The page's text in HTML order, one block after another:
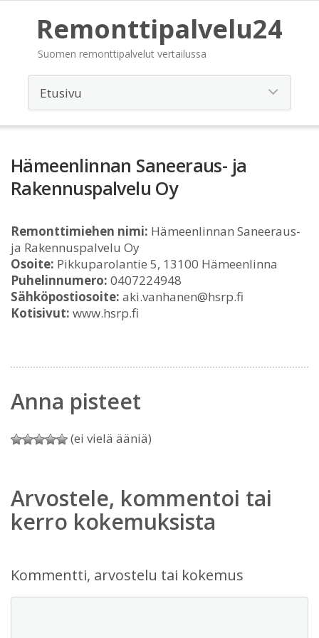
Remonttipalvelu24
Suomen remonttipalvelut vertailussa
Hämeenlinnan Saneeraus- ja
Rakennuspalvelu Oy
Remonttimiehen nimi: Hämeenlinnan Saneeraus-
ja Rakennuspalvelu Oy
Osoite: Pikkuparolantie 5, 13100 Hämeenlinna
Puhelinnumero: 0407224948
Sähköpostiosoite: aki.vanhanen@hsrp.fi
Kotisivut: www.hsrp.fi
Anna pisteet
(ei vielä ääniä)
Arvostele, kommentoi tai
kerro kokemuksista
Kommentti, arvostelu tai kokemus